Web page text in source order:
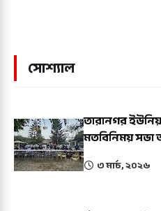
সোশ্যাল
তারানগর
মতবিনিময় সভা
৩ মার্চ, ২০২৬